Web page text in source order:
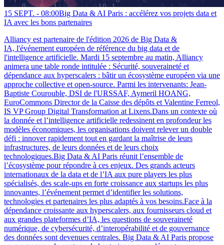
15 SEPT. - 08:00Big Data & AI Paris : accélérez vos projets data et
IA avec les bons partenaires
Alliancy est partenaire de l'édition 2026 de Big Data &
IA, l'événement européen de référence du big data et de
l'intelligence artificielle. Mardi 15 septembre au matin, Alliancy
animera une table ronde intitulée : Sécurité, souveraineté et
dépendance aux hyperscalers : bâtir un écosystème européen via une
approche collective et open-source. Parmi les intervenants: Jean-
Baptiste Courouble, DSI de l'URSSAF, Aymeril HOANG,
EuroCommons Director de la Caisse des dépôts et Valentine Ferreol,
IS VP Group Digital Transformation at Lixens.Dans un contexte où
la donnée et l’intelligence artificielle redessinent en profondeur les
modèles économiques, les organisations doivent relever un double
défi : innover rapidement tout en gardant la maîtrise de leurs
infrastructures, de leurs données et de leurs choix
technologiques.Big Data & AI Paris réunit l’ensemble de
l’écosystème pour répondre à ces enjeux. Des grands acteurs
internationaux de la data et de l’IA aux pure players les plus
spécialisés, des scale-ups en forte croissance aux startups les plus
innovantes, l’événement permet d’identifier les solutions,
technologies et partenaires les plus adaptés à vos besoins.Face à la
dépendance croissante aux hyperscalers, aux fournisseurs cloud et
aux grandes plateformes d’IA, les questions de souveraineté
numérique, de cybersécurité, d’interopérabilité et de gouvernance
des données sont devenues centrales. Big Data & AI Paris propose